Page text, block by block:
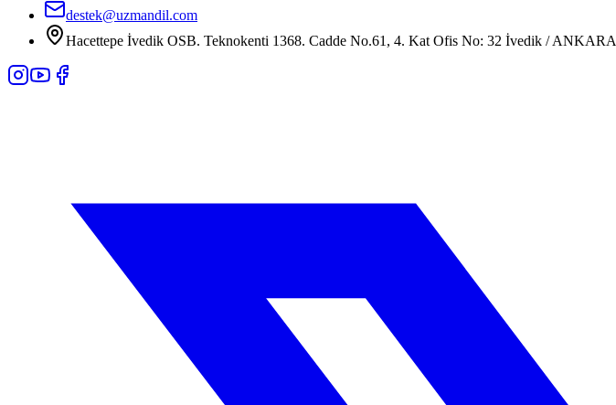
destek@uzmandil.com
Hacettepe İvedik OSB. Teknokenti 1368. Cadde No.61, 4. Kat Ofis No: 32 İvedik / ANKARA